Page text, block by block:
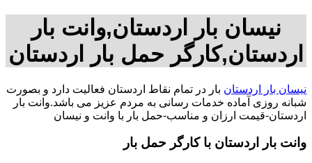
نیسان بار اردستان,وانت بار
اردستان,کارگر حمل بار اردستان
نیسان بار اردستان بار در تمام نقاط اردستان فعالیت دارد و بصورت
شبانه روزی آماده خدمات رسانی به مردم عزیز می باشد.وانت بار
اردستان-قیمت ارزان و مناسب-حمل بار با وانت و نیسان
وانت بار اردستان با کارگر حمل بار